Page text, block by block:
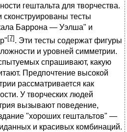
гештальта для творчества.
тесты
Баррона — Уэлша" и
[7] . Эти тесты содержат фигуры
и уровней симметрии.
спрашивают, какую
Предпочтение высокой
рассматривается как
У творческих людей
вызывают поведение,
"хороших гештальтов" —
и красивых комбинаций.